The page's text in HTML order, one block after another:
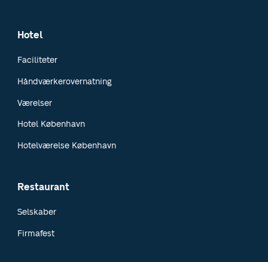
Hotel
Faciliteter
Håndværkerovernatning
Værelser
Hotel København
Hotelværelse København
Restaurant
Selskaber
Firmafest